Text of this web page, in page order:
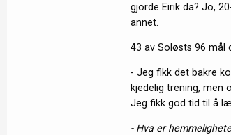
gjorde Eirik da? Jo,
annet.
43 av Soløsts 96 mål
- Jeg fikk det bakre
kjedelig trening, men
Jeg fikk god tid til å
- Hva er